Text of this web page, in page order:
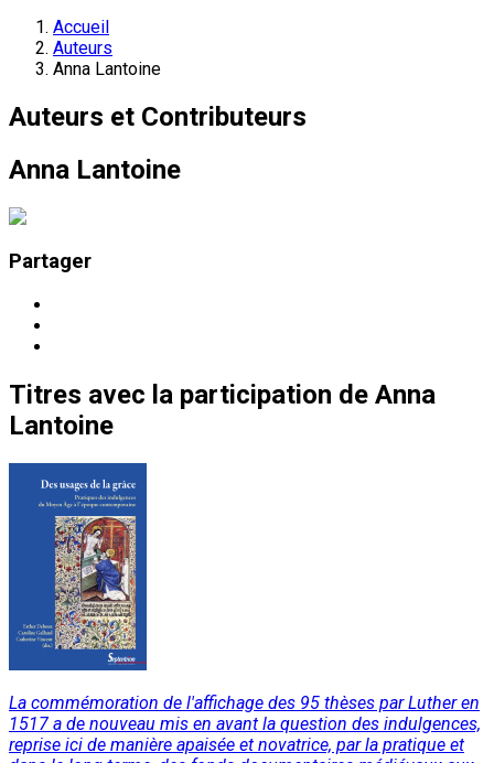
Accueil
Auteurs
Anna Lantoine
Auteurs et Contributeurs
Anna Lantoine
Partager
Titres avec la participation de Anna
Lantoine
La commémoration de l'affichage des 95 thèses par Luther en
1517 a de nouveau mis en avant la question des indulgences,
reprise ici de manière apaisée et novatrice, par la pratique et